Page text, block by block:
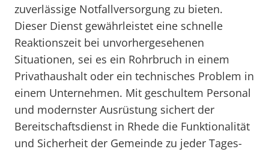
zuverlässige Notfallversorgung zu bieten.
Dieser Dienst gewährleistet eine schnelle
Reaktionszeit bei unvorhergesehenen
Situationen, sei es ein Rohrbruch in einem
Privathaushalt oder ein technisches Problem in
einem Unternehmen. Mit geschultem Personal
und modernster Ausrüstung sichert der
Bereitschaftsdienst in Rhede die Funktionalität
und Sicherheit der Gemeinde zu jeder Tages-